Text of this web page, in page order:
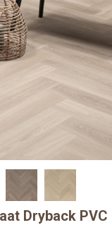
Dryback PVC